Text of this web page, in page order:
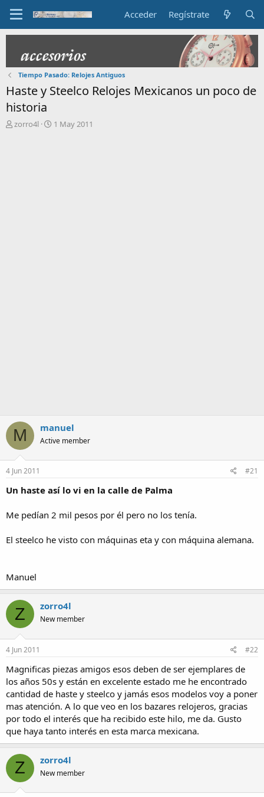
Acceder Regístrate
Tiempo Pasado: Relojes Antiguos
Haste y Steelco Relojes Mexicanos un poco de
historia
Izorro4l
F1 May 2011
M manuel
Active member
4 Jun 2011 #21
Un haste así lo vi en la calle de Palma
Me pedían 2 mil pesos por él pero no los tenía.
El steelco he visto con máquinas eta y con máquina alemana.
Manuel
Z zorro4l
New member
4 Jun 2011 #22
Magnificas piezas amigos esos deben de ser ejemplares de
los años 50s y están en excelente estado me he encontrado
cantidad de haste y steelco y jamás esos modelos voy a poner
mas atención. A lo que veo en los bazares relojeros, gracias
por todo el interés que ha recibido este hilo, me da. Gusto
que haya tanto interés en esta marca mexicana.
Z zorro4l
New member